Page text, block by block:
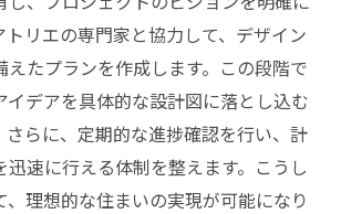
トリエの専門家と協力して、デザイン
えたプランを作成します。この段階で
イデアを具体的な設計図に落とし込む
さらに、定期的な進捗確認を行い、計
速に行える体制を整えます。こうし
、理想的な住まいの実現が可能になり